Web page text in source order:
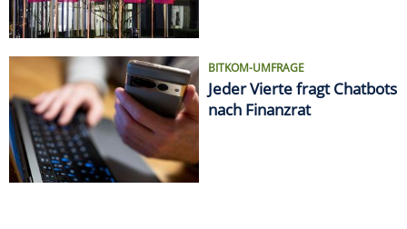
BITKOM-UMFRAGE
Jeder Vierte fragt Chatbots
nach Finanzrat